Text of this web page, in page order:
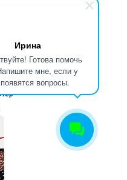
Ирина
Готова помочь
мне, если у
вопросы.
edding 1200
1-3 мм, 2